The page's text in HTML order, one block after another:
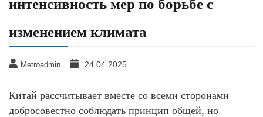
интенсивность мер по борьбе с
изменением климата
Metroadmin 24.04.2025
Китай рассчитывает вместе со всеми сторонами
добросовестно соблюдать принцип общей, но